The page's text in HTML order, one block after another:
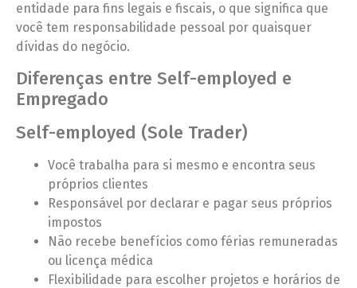
entidade para fins legais e fiscais, o que significa que
você tem responsabilidade pessoal por quaisquer
dívidas do negócio.
Diferenças entre Self-employed e
Empregado
Self-employed (Sole Trader)
Você trabalha para si mesmo e encontra seus
próprios clientes
Responsável por declarar e pagar seus próprios
impostos
Não recebe benefícios como férias remuneradas
ou licença médica
Flexibilidade para escolher projetos e horários de